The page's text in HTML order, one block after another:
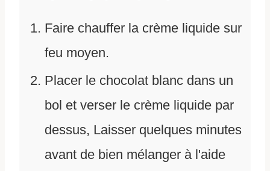
Faire chauffer la crème liquide sur
feu moyen.
Placer le chocolat blanc dans un
bol et verser le crème liquide par
dessus, Laisser quelques minutes
avant de bien mélanger à l'aide